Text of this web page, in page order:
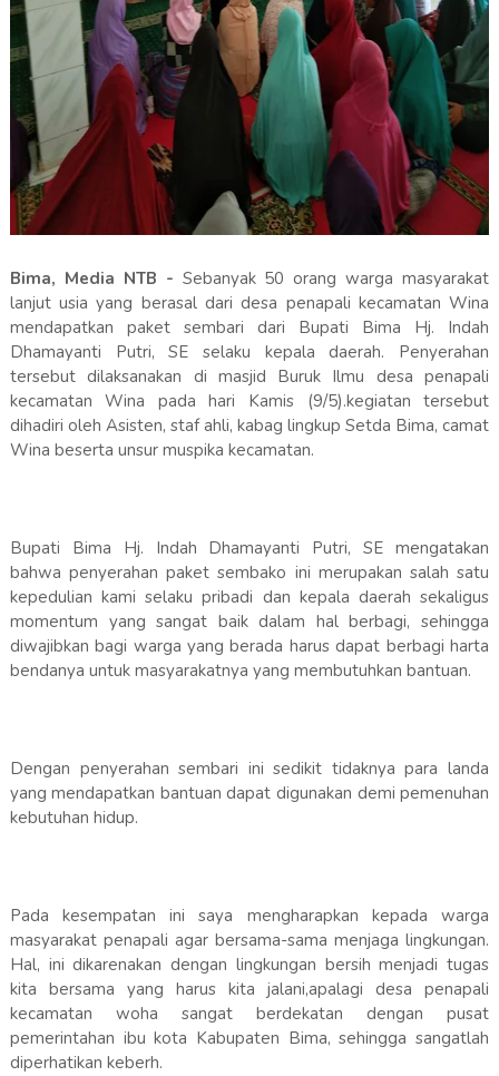
Bima, Media NTB - Sebanyak 50 orang warga masyarakat
lanjut usia yang berasal dari desa penapali kecamatan Wina
mendapatkan paket sembari dari Bupati Bima Hj. Indah
Dhamayanti Putri, SE selaku kepala daerah. Penyerahan
tersebut dilaksanakan di masjid Buruk Ilmu desa penapali
kecamatan Wina pada hari Kamis (9/5).kegiatan tersebut
dihadiri oleh Asisten, staf ahli, kabag lingkup Setda Bima, camat
Wina beserta unsur muspika kecamatan.
Bupati Bima Hj. Indah Dhamayanti Putri, SE mengatakan
bahwa penyerahan paket sembako ini merupakan salah satu
kepedulian kami selaku pribadi dan kepala daerah sekaligus
momentum yang sangat baik dalam hal berbagi, sehingga
diwajibkan bagi warga yang berada harus dapat berbagi harta
bendanya untuk masyarakatnya yang membutuhkan bantuan.
Dengan penyerahan sembari ini sedikit tidaknya para landa
yang mendapatkan bantuan dapat digunakan demi pemenuhan
kebutuhan hidup.
Pada kesempatan ini saya mengharapkan kepada warga
masyarakat penapali agar bersama-sama menjaga lingkungan.
Hal, ini dikarenakan dengan lingkungan bersih menjadi tugas
kita bersama yang harus kita jalani,apalagi desa penapali
kecamatan woha sangat berdekatan dengan pusat
pemerintahan ibu kota Kabupaten Bima, sehingga sangatlah
diperhatikan keberh.